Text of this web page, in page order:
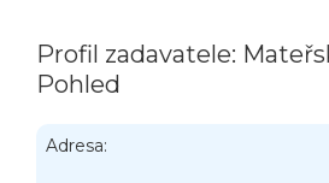
Profil zadavatele:
Pohled
Adresa: